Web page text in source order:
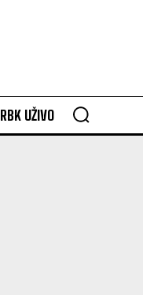
RBK UŽIVO